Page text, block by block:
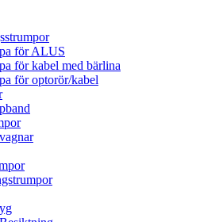
för ALUS
för kabel med bärlina
för optorör/kabel